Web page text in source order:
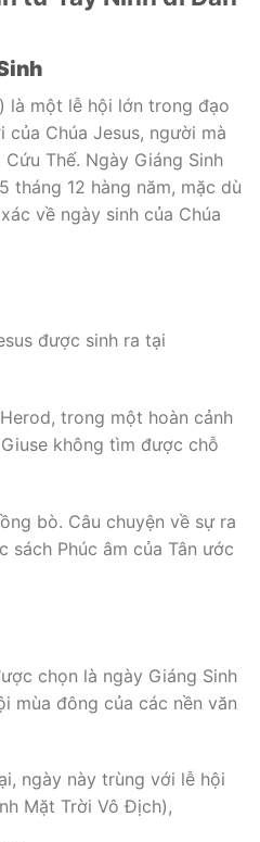
là một lễ hội lớn trong đạo
Chúa Jesus, người mà
Thế. Ngày Giáng Sinh
tháng 12 hàng năm, mặc dù
về ngày sinh của Chúa
được sinh ra tại
trong một hoàn cảnh
không tìm được chỗ
bò. Câu chuyện về sự ra
Phúc âm của Tân ước
chọn là ngày Giáng Sinh
mùa đông của các nền văn
ngày này trùng với lễ hội
Mặt Trời Vô Địch),